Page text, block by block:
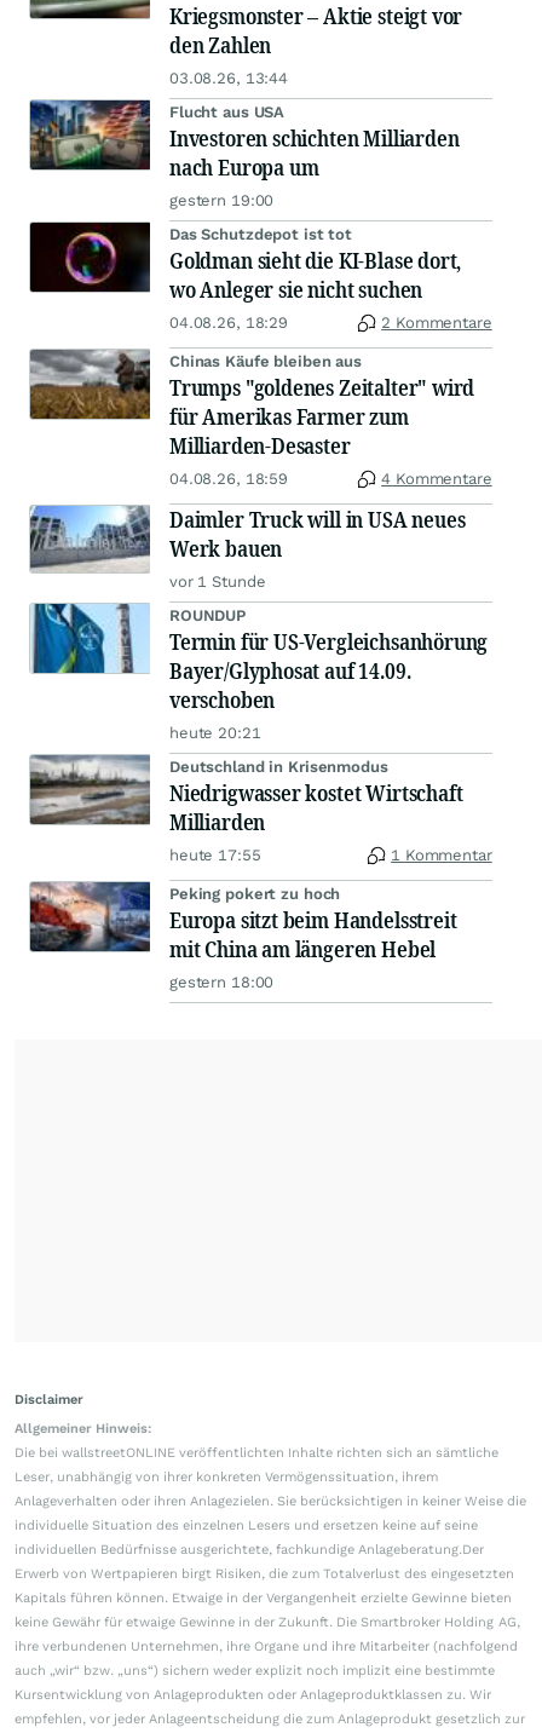
Kriegsmonster – Aktie steigt vor
den Zahlen
03.08.26, 13:44
Flucht aus USA
Investoren schichten Milliarden
nach Europa um
gestern 19:00
Das Schutzdepot ist tot
Goldman sieht die KI-Blase dort,
wo Anleger sie nicht suchen
04.08.26, 18:29 2 Kommentare
Chinas Käufe bleiben aus
Trumps "goldenes Zeitalter" wird
für Amerikas Farmer zum
Milliarden-Desaster
04.08.26, 18:59 4 Kommentare
Daimler Truck will in USA neues
Werk bauen
vor 1 Stunde
ROUNDUP
Termin für US-Vergleichsanhörung
Bayer/Glyphosat auf 14.09.
verschoben
heute 20:21
Deutschland in Krisenmodus
Niedrigwasser kostet Wirtschaft
Milliarden
heute 17:55 1 Kommentar
Peking pokert zu hoch
Europa sitzt beim Handelsstreit
mit China am längeren Hebel
gestern 18:00
Disclaimer
Allgemeiner Hinweis:
Die bei wallstreetONLINE veröffentlichten Inhalte richten sich an sämtliche
Leser, unabhängig von ihrer konkreten Vermögenssituation, ihrem
Anlageverhalten oder ihren Anlagezielen. Sie berücksichtigen in keiner Weise die
individuelle Situation des einzelnen Lesers und ersetzen keine auf seine
individuellen Bedürfnisse ausgerichtete, fachkundige Anlageberatung.Der
Erwerb von Wertpapieren birgt Risiken, die zum Totalverlust des eingesetzten
Kapitals führen können. Etwaige in der Vergangenheit erzielte Gewinne bieten
keine Gewähr für etwaige Gewinne in der Zukunft. Die Smartbroker Holding AG,
ihre verbundenen Unternehmen, ihre Organe und ihre Mitarbeiter (nachfolgend
auch „wir“ bzw. „uns“) sichern weder explizit noch implizit eine bestimmte
Kursentwicklung von Anlageprodukten oder Anlageproduktklassen zu. Wir
empfehlen, vor jeder Anlageentscheidung die zum Anlageprodukt gesetzlich zur